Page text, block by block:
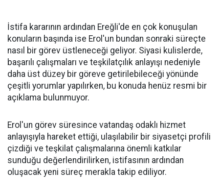
İstifa kararının ardından Ereğli'de en çok konuşulan
konuların başında ise Erol'un bundan sonraki süreçte
nasıl bir görev üstleneceği geliyor. Siyasi kulislerde,
başarılı çalışmaları ve teşkilatçılık anlayışı nedeniyle
daha üst düzey bir göreve getirilebileceği yönünde
çeşitli yorumlar yapılırken, bu konuda henüz resmi bir
açıklama bulunmuyor.
Erol'un görev süresince vatandaş odaklı hizmet
anlayışıyla hareket ettiği, ulaşılabilir bir siyasetçi profili
çizdiği ve teşkilat çalışmalarına önemli katkılar
sunduğu değerlendirilirken, istifasının ardından
oluşacak yeni süreç merakla takip ediliyor.